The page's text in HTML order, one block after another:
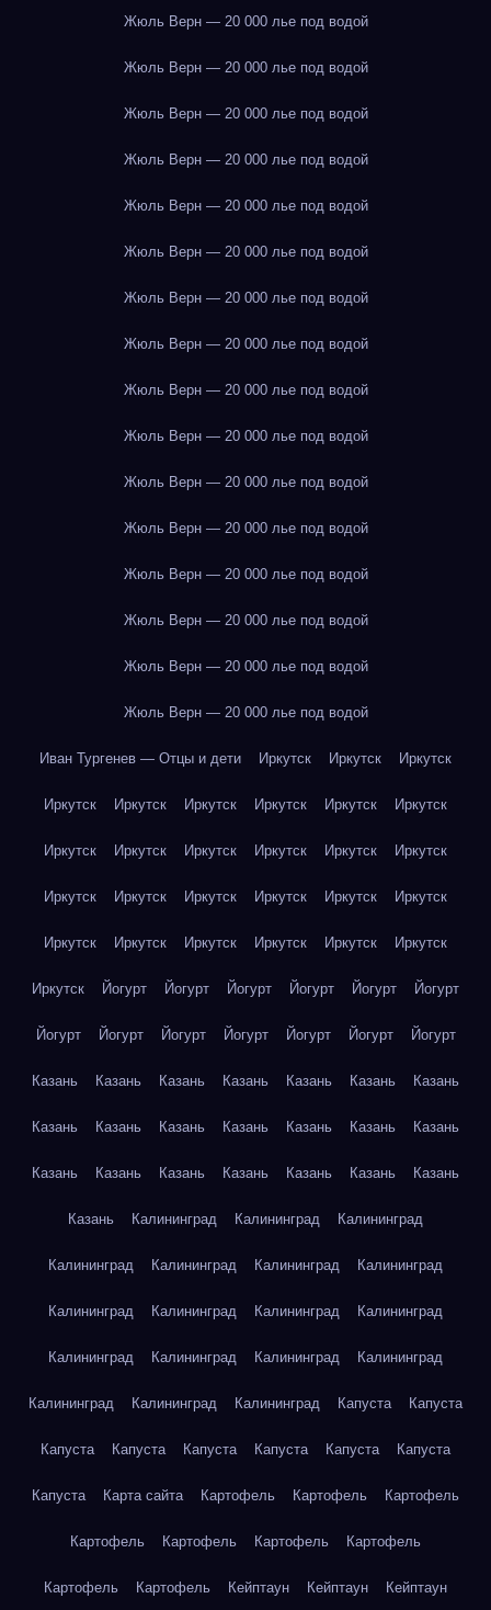
Жюль Верн — 20 000 лье под водой
Жюль Верн — 20 000 лье под водой
Жюль Верн — 20 000 лье под водой
Жюль Верн — 20 000 лье под водой
Жюль Верн — 20 000 лье под водой
Жюль Верн — 20 000 лье под водой
Жюль Верн — 20 000 лье под водой
Жюль Верн — 20 000 лье под водой
Жюль Верн — 20 000 лье под водой
Жюль Верн — 20 000 лье под водой
Жюль Верн — 20 000 лье под водой
Жюль Верн — 20 000 лье под водой
Жюль Верн — 20 000 лье под водой
Жюль Верн — 20 000 лье под водой
Жюль Верн — 20 000 лье под водой
Жюль Верн — 20 000 лье под водой
Иван Тургенев — Отцы и дети Иркутск Иркутск Иркутск
Иркутск Иркутск Иркутск Иркутск Иркутск Иркутск
Иркутск Иркутск Иркутск Иркутск Иркутск Иркутск
Иркутск Иркутск Иркутск Иркутск Иркутск Иркутск
Иркутск Иркутск Иркутск Иркутск Иркутск Иркутск
Иркутск Йогурт Йогурт Йогурт Йогурт Йогурт Йогурт
Йогурт Йогурт Йогурт Йогурт Йогурт Йогурт Йогурт
Казань Казань Казань Казань Казань Казань Казань
Казань Казань Казань Казань Казань Казань Казань
Казань Казань Казань Казань Казань Казань Казань
Казань Калининград Калининград Калининград
Калининград Калининград Калининград Калининград
Калининград Калининград Калининград Калининград
Калининград Калининград Калининград Калининград
Калининград Калининград Калининград Капуста Капуста
Капуста Капуста Капуста Капуста Капуста Капуста
Капуста Карта сайта Картофель Картофель Картофель
Картофель Картофель Картофель Картофель
Картофель Картофель Кейптаун Кейптаун Кейптаун